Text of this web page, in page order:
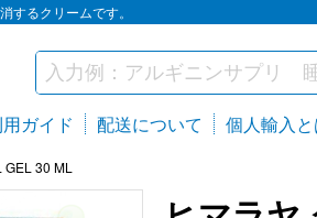
するクリームです。
ガイド 配送について 個人輸入と
30 ML